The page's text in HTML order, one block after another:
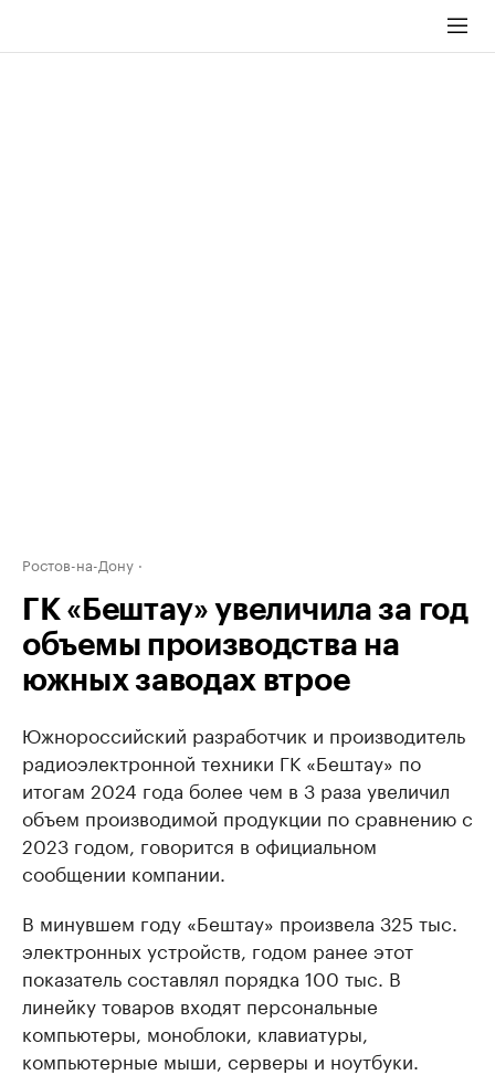
Ростов-на-Дону
ГК «Бештау» увеличила за год
объемы производства на
южных заводах втрое
Южнороссийский разработчик и производитель
радиоэлектронной техники ГК «Бештау» по
итогам 2024 года более чем в 3 раза увеличил
объем производимой продукции по сравнению с
2023 годом, говорится в официальном
сообщении компании.
В минувшем году «Бештау» произвела 325 тыс.
электронных устройств, годом ранее этот
показатель составлял порядка 100 тыс. В
линейку товаров входят персональные
компьютеры, моноблоки, клавиатуры,
компьютерные мыши, серверы и ноутбуки.